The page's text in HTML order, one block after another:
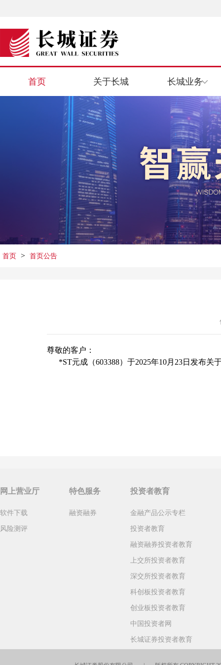
首页 关于长城 长城业务
首页 > 首页公告
尊敬的客户：
*ST元成（603388）于2025年10月23日发布关
网上营业厅
软件下载
风险测评
特色服务
融资融券
投资者教育
金融产品公示专栏
投资者教育
融资融券投资者教育
上交所投资者教育
深交所投资者教育
科创板投资者教育
创业板投资者教育
中国投资者网
长城证券投资者教育